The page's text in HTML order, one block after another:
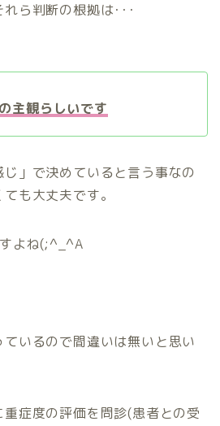
ら判断の根拠は･･･
主観らしいです
」で決めていると言う事なの
も大丈夫です。
よね(;^_^A
いるので間違いは無いと思い
症度の評価を問診(患者との受